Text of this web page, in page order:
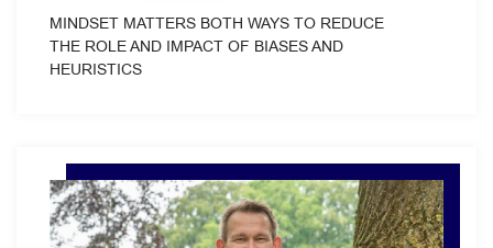
MINDSET MATTERS BOTH WAYS TO REDUCE
THE ROLE AND IMPACT OF BIASES AND
HEURISTICS